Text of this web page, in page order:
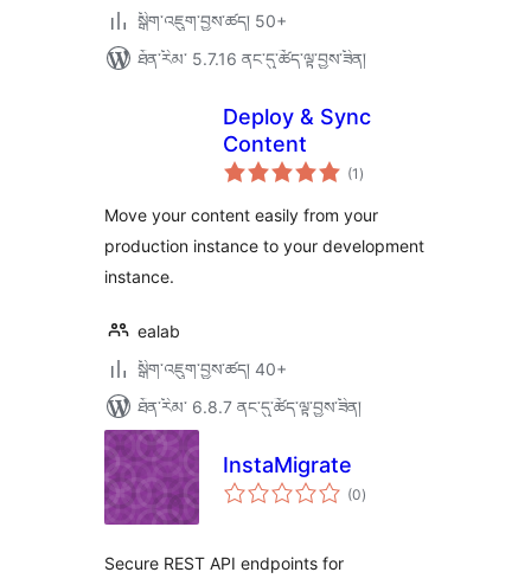
སྒྲིག་འཇུག་བྱས་ཚད། 50+
ཐོན་རིམ་ 5.7.16 ནང་དུ་ཚོད་ལྟ་བྱས་ཟིན།
Deploy & Sync
Content
(1 གདེང་
འཇོག་
ཚང་།
)
Move your content easily from your
production instance to your development
instance.
ealab
སྒྲིག་འཇུག་བྱས་ཚད། 40+
ཐོན་རིམ་ 6.8.7 ནང་དུ་ཚོད་ལྟ་བྱས་ཟིན།
InstaMigrate
(0གདེང་
འཇོག་
)
Secure REST API endpoints for